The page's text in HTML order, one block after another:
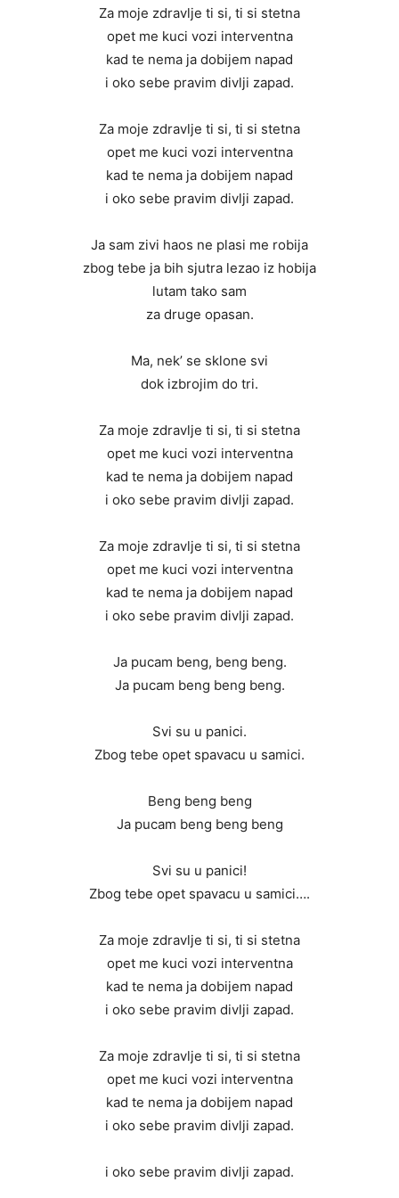
Za moje zdravlje ti si, ti si stetna
opet me kuci vozi interventna
kad te nema ja dobijem napad
i oko sebe pravim divlji zapad.
Za moje zdravlje ti si, ti si stetna
opet me kuci vozi interventna
kad te nema ja dobijem napad
i oko sebe pravim divlji zapad.
Ja sam zivi haos ne plasi me robija
zbog tebe ja bih sjutra lezao iz hobija
lutam tako sam
za druge opasan.
Ma, nek’ se sklone svi
dok izbrojim do tri.
Za moje zdravlje ti si, ti si stetna
opet me kuci vozi interventna
kad te nema ja dobijem napad
i oko sebe pravim divlji zapad.
Za moje zdravlje ti si, ti si stetna
opet me kuci vozi interventna
kad te nema ja dobijem napad
i oko sebe pravim divlji zapad.
Ja pucam beng, beng beng.
Ja pucam beng beng beng.
Svi su u panici.
Zbog tebe opet spavacu u samici.
Beng beng beng
Ja pucam beng beng beng
Svi su u panici!
Zbog tebe opet spavacu u samici….
Za moje zdravlje ti si, ti si stetna
opet me kuci vozi interventna
kad te nema ja dobijem napad
i oko sebe pravim divlji zapad.
Za moje zdravlje ti si, ti si stetna
opet me kuci vozi interventna
kad te nema ja dobijem napad
i oko sebe pravim divlji zapad.
i oko sebe pravim divlji zapad.